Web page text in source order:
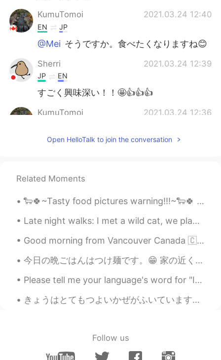
KumuTomoi 2021.03.24 12:40
EN JP
@Mei そうですか。食べたくなりますね😊
Sherri 2021.03.24 12:39
JP EN
すごく興味深い！！🤩👍👍👍
KumuTomoi 2021.03.24 12:36
@Kamon நன்றி びっくりしますね
EN
JP EN
紅葉の天ぷら、ほんのり甘くて美味しいよ
JP EN ESSV
今日、箕面市の伝統的なお菓子、紅葉
りまし た🍁🍁
1300年昔 かのぼ のお菓子みたい
Open HelloTalk to join the conversation
Related Moments
🐑🍀~Tasty food pictures warning!!!~🐑🍀 ~今日は暑いと晴れです~いい天気ですよ~ (四日前に)、私の兄さんに上げるケーキですよ。兄さんのお誕生日は今月。これ...
Late night walks: I met a wild cat, we played "peek a boo"🙈🙉🐈 I am sure if a stranger saw me they...
Good morning from Vancouver Canada 🇨🇦! Made breakfast 🍳 sunny side eggs short ribs English muffin...
今日の晩ごはんはつけ麺です。😁 家の近くのある店にいつも台湾まぜそばを食べに行ってましたが、もともとつけ麺の専門の店なので、今日それを食べてみました。😊 美味しかったです。何回も食べるほど美...
Please tell me your language's word for "Icecream" this is my little sister Violet btw, she was ...
きょうはとてもつよいかぜがふいています。- Very strong wind is blowing today. I took an evening walk in my neighborho...
Follow us